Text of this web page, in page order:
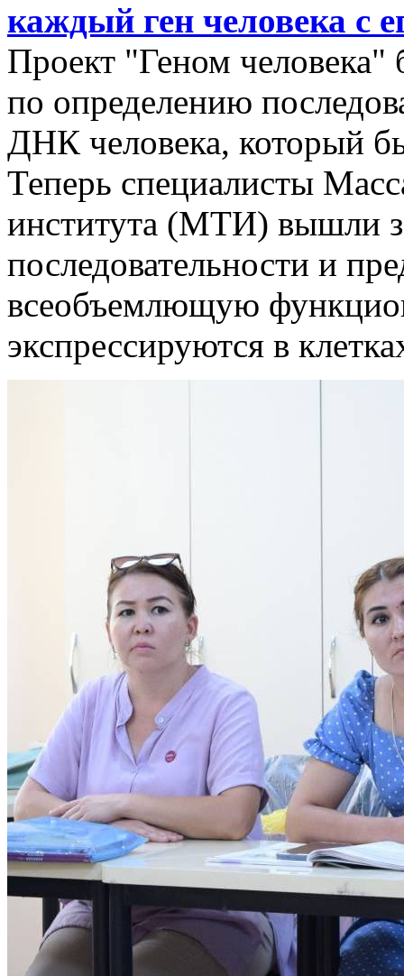
каждый ген человека с
Проект "Геном
по определению
ДНК человека, который
Теперь специалисты
института (МТИ) вышли
последовательности и
всеобъемлющую
экспрессируются в